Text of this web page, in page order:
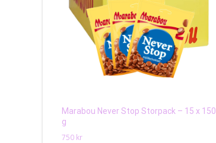
Marabou Never Stop Storpack – 15 x 150
g
750 kr